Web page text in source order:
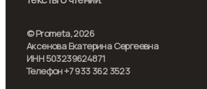
© Prometa, 2026
Аксенова Екатерина Сергеевна
ИНН 503239624871
Телефон +7 933 362 3523